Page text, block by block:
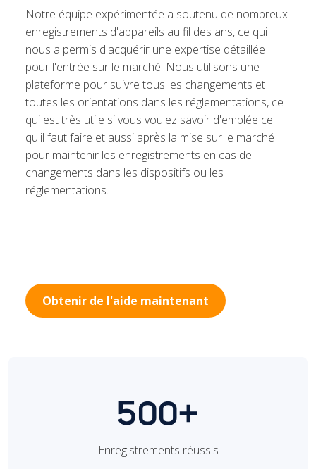
Notre équipe expérimentée a soutenu de nombreux
enregistrements d'appareils au fil des ans, ce qui
nous a permis d'acquérir une expertise détaillée
pour l'entrée sur le marché. Nous utilisons une
plateforme pour suivre tous les changements et
toutes les orientations dans les réglementations, ce
qui est très utile si vous voulez savoir d'emblée ce
qu'il faut faire et aussi après la mise sur le marché
pour maintenir les enregistrements en cas de
changements dans les dispositifs ou les
réglementations.
Obtenir de l'aide maintenant
500+
Enregistrements réussis